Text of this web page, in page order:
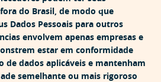
do Brasil, de modo que
Dados Pessoais para outros
envolvem apenas empresas e
estar em conformidade
de dados aplicáveis e mantenham
semelhante ou mais rigoroso